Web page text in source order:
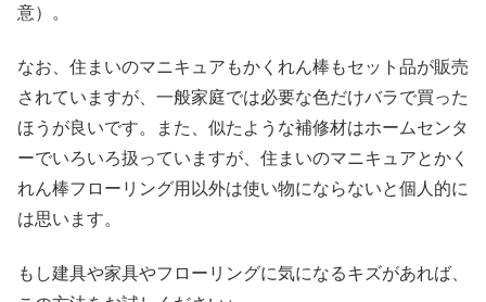
意）。
なお、住まいのマニキュアもかくれん棒もセット品が販売
されていますが、一般家庭では必要な色だけバラで買った
ほうが良いです。また、似たような補修材はホームセンタ
ーでいろいろ扱っていますが、住まいのマニキュアとかく
れん棒フローリング用以外は使い物にならないと個人的に
は思います。
もし建具や家具やフローリングに気になるキズがあれば、